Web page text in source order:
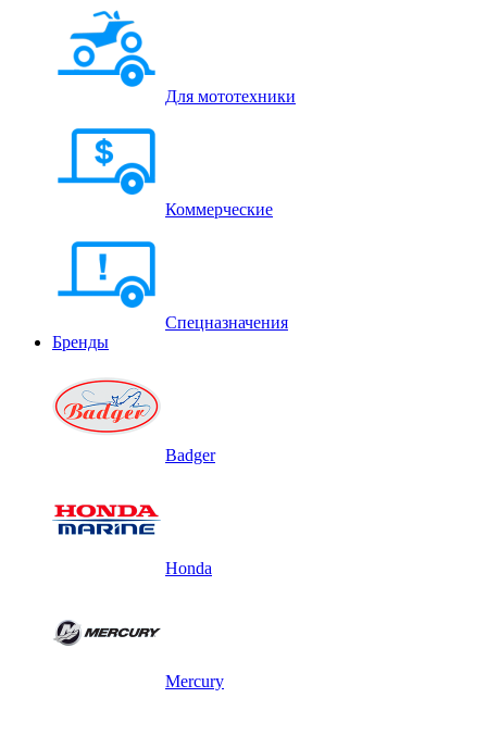
Для мототехники
Коммерческие
Спецназначения
Бренды
Badger
Honda
Mercury